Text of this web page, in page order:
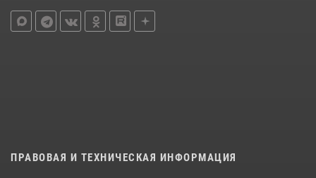
ПРАВОВАЯ И ТЕХНИЧЕСКАЯ ИНФОРМАЦИЯ